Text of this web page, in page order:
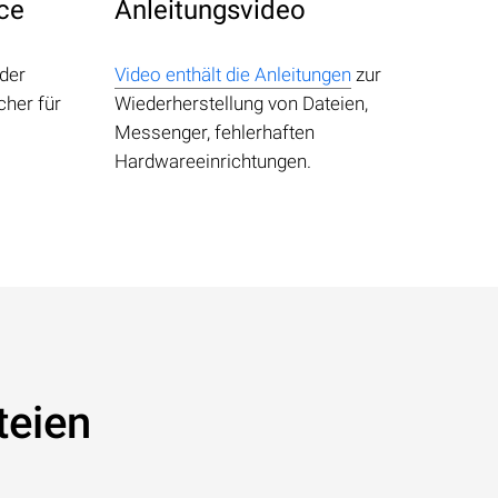
für
Anleitungsvideo
Video enthält die Anleitungen zur
Wiederherstellung von Dateien,
Messenger, fehlerhaften
Hardwareeinrichtungen.